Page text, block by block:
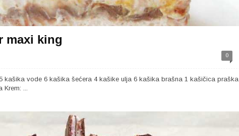
maxi king
0
kašika vode 6 kašika šećera 4 kašike ulja 6 kašika brašna 1 kašičica praška
Krem: ...